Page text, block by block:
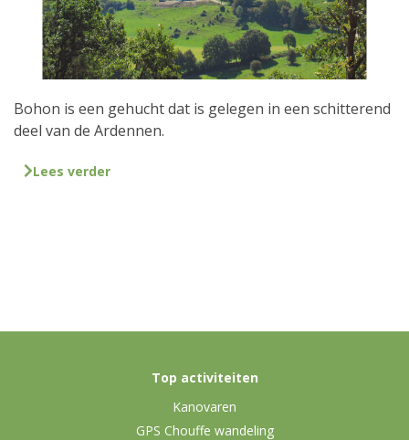
Bohon is een gehucht dat is gelegen in een schitterend
deel van de Ardennen.
Lees verder
Top activiteiten
Kanovaren
GPS Chouffe wandeling